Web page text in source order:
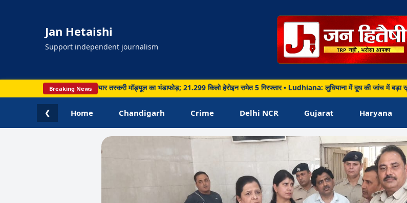
Jan Hetaishi
Support independent journalism
Breaking News
सीमा पार नशा और हथियार तस्करी मॉड्यूल का भंडाफोड़; 21.299 किलो हेरोइन समेत 5 गिरफ्तार • Ludhiana: लुधियाना में दूध की जांच में बड़ा
❮ Home Chandigarh Crime Delhi NCR Gujarat Haryana